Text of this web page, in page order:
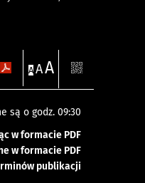
A AA
są o godz. 09:30
w formacie PDF
w formacie PDF
publikacji